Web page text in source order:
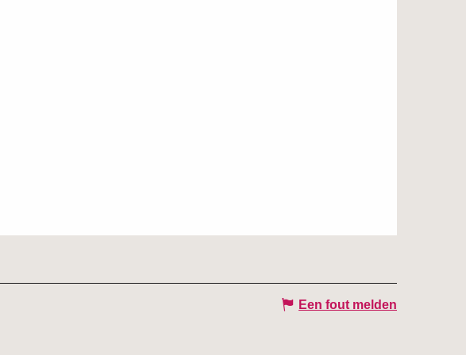
Een fout melden